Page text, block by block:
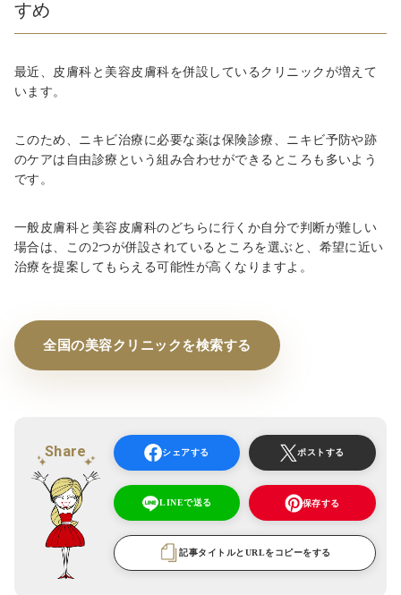
すめ
最近、皮膚科と美容皮膚科を併設しているクリニックが増えて
います。
このため、ニキビ治療に必要な薬は保険診療、ニキビ予防や跡
のケアは自由診療という組み合わせができるところも多いよう
です。
一般皮膚科と美容皮膚科のどちらに行くか自分で判断が難しい
場合は、この2つが併設されているところを選ぶと、希望に近い
治療を提案してもらえる可能性が高くなりますよ。
全国の美容クリニックを検索する
Share シェアする ポストする
LINEで送る 保存する
記事タイトルとURLをコピーをする